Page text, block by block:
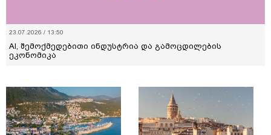
23.07.2026 / 13:50
AI, შემოქმედებითი ინდუსტრია და გამოცდილების
ეკონომიკა